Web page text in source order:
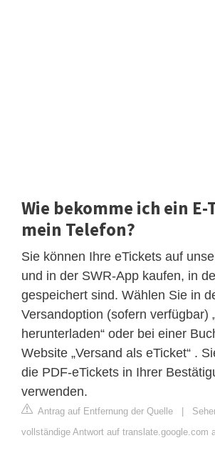
Wie bekomme ich ein
mein Telefon?
Sie können Ihre eTickets auf
und in der SWR-App kaufen, in
gespeichert sind. Wählen Sie in
Versandoption (sofern verfügbar)
herunterladen“ oder bei einer
Website „Versand als eTicket“ .
die PDF-eTickets in Ihrer
verwenden.
Antrag auf Entfernung der Quelle |
vollständige Antwort auf translate.google.com